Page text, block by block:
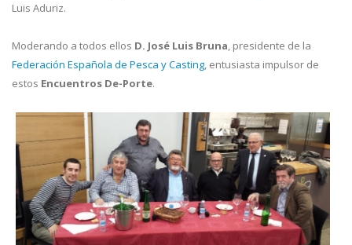
Luis Aduriz.
Moderando a todos ellos D. José Luis Bruna, presidente de la
Federación Española de Pesca y Casting, entusiasta impulsor de
estos Encuentros De-Porte.
FotoCronica_1.jpg